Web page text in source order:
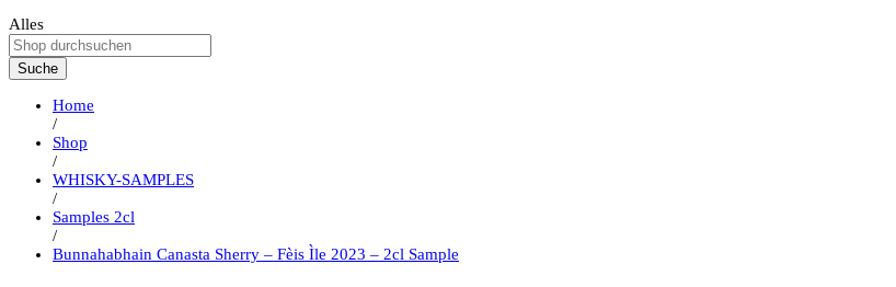
Alles
Suche
Home
/
Shop
/
WHISKY-SAMPLES
/
Samples 2cl
/
Bunnahabhain Canasta Sherry – Fèis Ìle 2023 – 2cl Sample